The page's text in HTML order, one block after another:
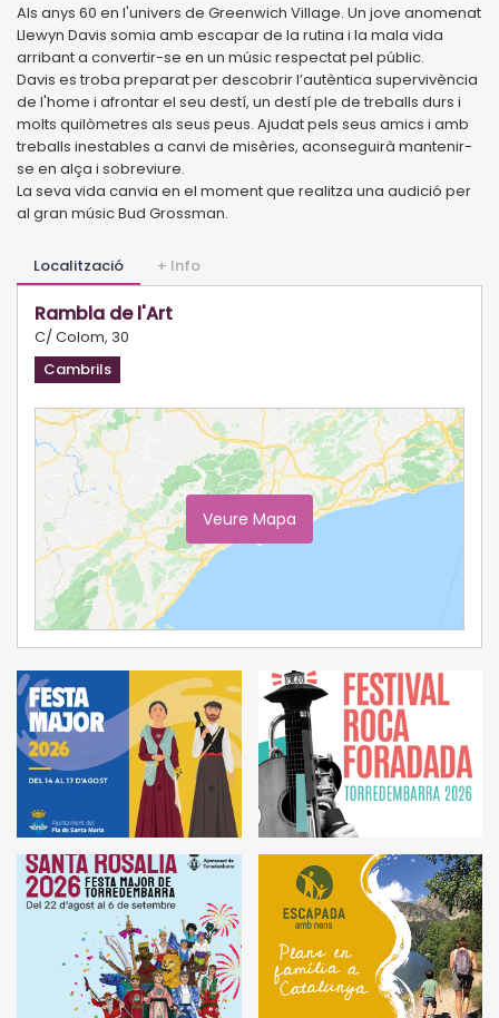
Als anys 60 en l'univers de Greenwich Village. Un jove anomenat
Llewyn Davis somia amb escapar de la rutina i la mala vida
arribant a convertir-se en un músic respectat pel públic.
Davis es troba preparat per descobrir l’autèntica supervivència
de l'home i afrontar el seu destí, un destí ple de treballs durs i
molts quilòmetres als seus peus. Ajudat pels seus amics i amb
treballs inestables a canvi de misèries, aconseguirà mantenir-
se en alça i sobreviure.
La seva vida canvia en el moment que realitza una audició per
al gran músic Bud Grossman.
Localització + Info
Rambla de l'Art
C/ Colom, 30
Cambrils
Veure Mapa